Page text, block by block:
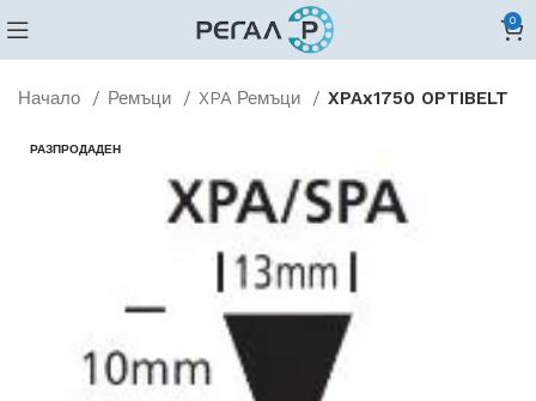
0
Начало Ремъци XPA Ремъци XPAx1750 OPTIBELT
РАЗПРОДАДЕН